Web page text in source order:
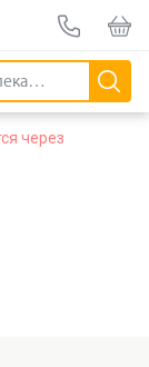
через